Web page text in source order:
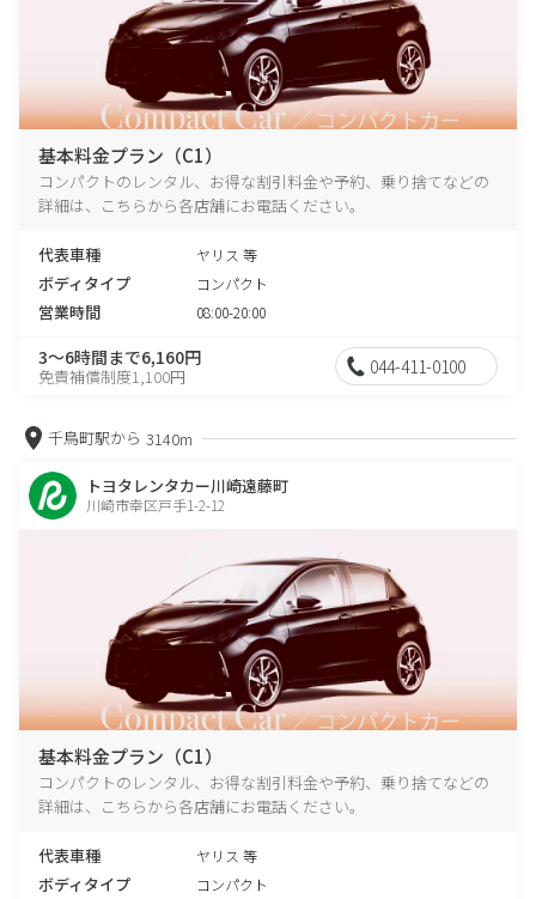
基本料金プラン（C1）
コンパクトのレンタル、お得な割引料金や予約、乗り捨てなどの
詳細は、こちらから各店舗にお電話ください。
代表車種 ヤリス 等
ボディタイプ コンパクト
営業時間 08:00-20:00
3～6時間まで6,160円
免責補償制度1,100円 044-411-0100
千鳥町駅から 3140m
トヨタレンタカー川崎遠藤町
川崎市幸区戸手1-2-12
基本料金プラン（C1）
コンパクトのレンタル、お得な割引料金や予約、乗り捨てなどの
詳細は、こちらから各店舗にお電話ください。
代表車種 ヤリス 等
ボディタイプ コンパクト